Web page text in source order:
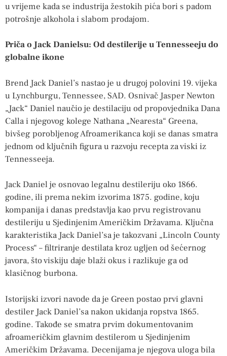
u vrijeme kada se industrija žestokih pića bori s padom
potrošnje alkohola i slabom prodajom.
Priča o Jack Danielsu: Od destilerije u Tennesseeju do
globalne ikone
Brend Jack Daniel’s nastao je u drugoj polovini 19. vijeka
u Lynchburgu, Tennessee, SAD. Osnivač Jasper Newton
„Jack“ Daniel naučio je destilaciju od propovjednika Dana
Calla i njegovog kolege Nathana „Nearesta“ Greena,
bivšeg porobljenog Afroamerikanca koji se danas smatra
jednom od ključnih figura u razvoju recepta za viski iz
Tennesseeja.
Jack Daniel je osnovao legalnu destileriju oko 1866.
godine, ili prema nekim izvorima 1875. godine, koju
kompanija i danas predstavlja kao prvu registrovanu
destileriju u Sjedinjenim Američkim Državama. Ključna
karakteristika Jack Daniel’sa je takozvani „Lincoln County
Process“ – filtriranje destilata kroz ugljen od šećernog
javora, što viskiju daje blaži okus i razlikuje ga od
klasičnog burbona.
Istorijski izvori navode da je Green postao prvi glavni
destiler Jack Daniel’sa nakon ukidanja ropstva 1865.
godine. Takođe se smatra prvim dokumentovanim
afroameričkim glavnim destilerom u Sjedinjenim
Američkim Državama. Decenijama je njegova uloga bila